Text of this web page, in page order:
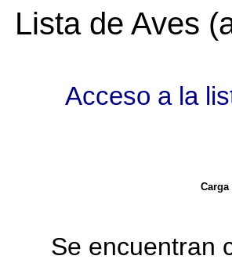
Lista de Aves
Acceso a la
Carga
Se encuentran